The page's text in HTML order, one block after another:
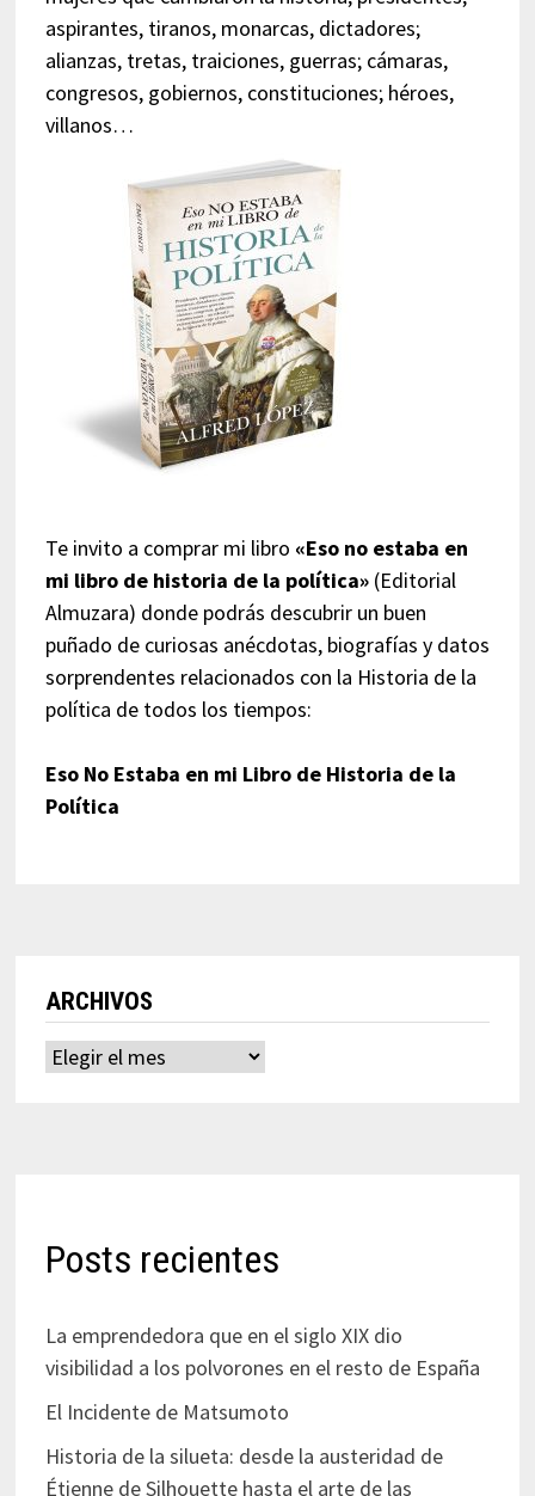
aspirantes, tiranos, monarcas, dictadores;
alianzas, tretas, traiciones, guerras; cámaras,
congresos, gobiernos, constituciones; héroes,
villanos…
Te invito a comprar mi libro «Eso no estaba en
mi libro de historia de la política»(Editorial
Almuzara) donde podrás descubrir un buen
puñado de curiosas anécdotas, biografías y datos
sorprendentes relacionados con la Historia de la
política de todos los tiempos:
Eso No Estaba en mi Libro de Historia de la
Política
ARCHIVOS
Archivos
Posts recientes
La emprendedora que en el siglo XIX dio
visibilidad a los polvorones en el resto de España
El Incidente de Matsumoto
Historia de la silueta: desde la austeridad de
Étienne de Silhouette hasta el arte de las